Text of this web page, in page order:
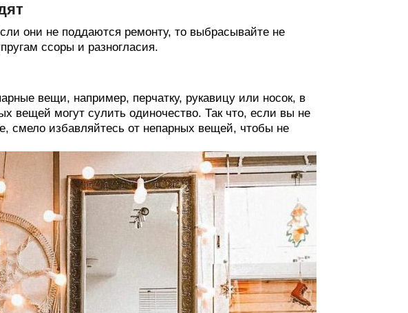
они не поддаются ремонту, то выбрасывайте не
ссоры и разногласия.
вещи, например, перчатку, рукавицу или носок, в
вещей могут сулить одиночество. Так что, если вы не
смело избавляйтесь от непарных вещей, чтобы не